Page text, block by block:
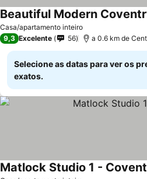
Casa/apartamento inteiro
9,3 Excelente 56 a 0.6 km de
Selecione as datas para ver os
exatos.
Matlock Studio 1 -